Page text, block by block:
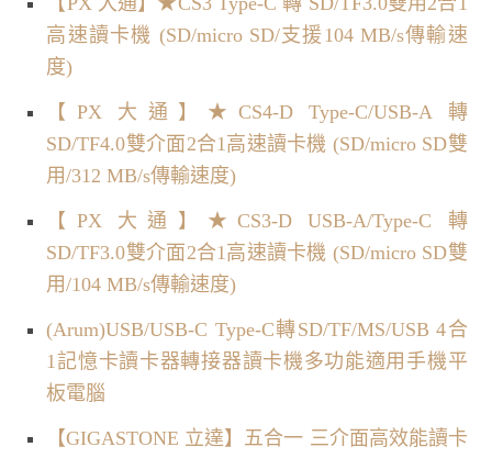
高速讀卡機 (SD/micro SD/支援104 MB/s傳輸速
度)
【PX 大通】★CS4-D Type-C/USB-A 轉
SD/TF4.0雙介面2合1高速讀卡機 (SD/micro SD雙
用/312 MB/s傳輸速度)
【PX 大通】★CS3-D USB-A/Type-C 轉
SD/TF3.0雙介面2合1高速讀卡機 (SD/micro SD雙
用/104 MB/s傳輸速度)
(Arum)USB/USB-C Type-C轉SD/TF/MS/USB 4合
1記憶卡讀卡器轉接器讀卡機多功能適用手機平
板電腦
【GIGASTONE 立達】五合一 三介面高效能讀卡